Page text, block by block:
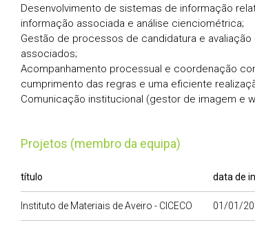
Desenvolvimento de sistemas de informação
informação associada e análise cienciométrica;
Gestão de processos de candidatura e
associados;
Acompanhamento processual e coordenação
cumprimento das regras e uma eficiente
Comunicação institucional (gestor de imagem e
Projetos (membro da equipa)
título data de
Instituto de Materiais de Aveiro - CICECO 01/01/